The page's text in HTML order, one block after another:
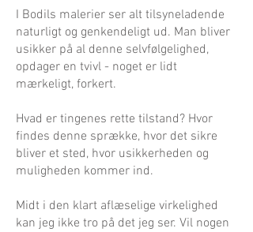
I Bodils malerier ser alt tilsyneladende
naturligt og genkendeligt ud. Man bliver
usikker på al denne selvfølgelighed,
opdager en tvivl - noget er lidt
mærkeligt, forkert.
Hvad er tingenes rette tilstand? Hvor
findes denne sprække, hvor det sikre
bliver et sted, hvor usikkerheden og
muligheden kommer ind.
Midt i den klart aflæselige virkelighed
kan jeg ikke tro på det jeg ser. Vil nogen